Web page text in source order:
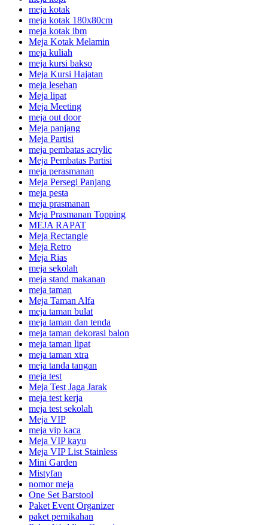
meja kotak
meja kotak 180x80cm
meja kotak ibm
Meja Kotak Melamin
meja kuliah
meja kursi bakso
Meja Kursi Hajatan
meja lesehan
Meja lipat
Meja Meeting
meja out door
Meja panjang
Meja Partisi
meja pembatas acrylic
Meja Pembatas Partisi
meja perasmanan
Meja Persegi Panjang
meja pesta
meja prasmanan
Meja Prasmanan Topping
MEJA RAPAT
Meja Rectangle
Meja Retro
Meja Rias
meja sekolah
meja stand makanan
meja taman
Meja Taman Alfa
meja taman bulat
meja taman dan tenda
meja taman dekorasi balon
meja taman lipat
meja taman xtra
meja tanda tangan
meja test
Meja Test Jaga Jarak
meja test kerja
meja test sekolah
Meja VIP
meja vip kaca
Meja VIP kayu
Meja VIP List Stainless
Mini Garden
Mistyfan
nomor meja
One Set Barstool
Paket Event Organizer
paket pernikahan